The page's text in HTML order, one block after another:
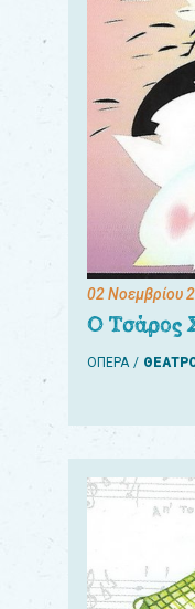
02 Νοεμβρίου
Ο Τσάρος
ΟΠΕΡΑ